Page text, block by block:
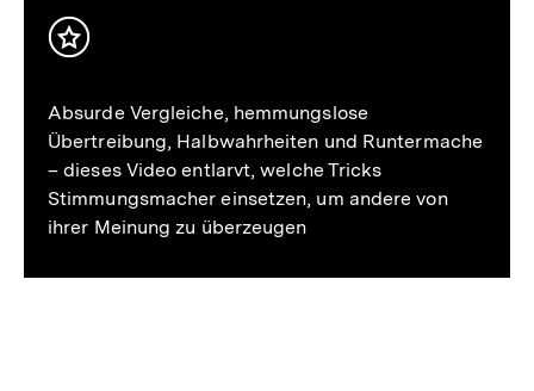
Inhalt
Absurde Vergleiche, hemmungslose
Übertreibung, Halbwahrheiten und Runtermache
– dieses Video entlarvt, welche Tricks
Stimmungsmacher einsetzen, um andere von
ihrer Meinung zu überzeugen